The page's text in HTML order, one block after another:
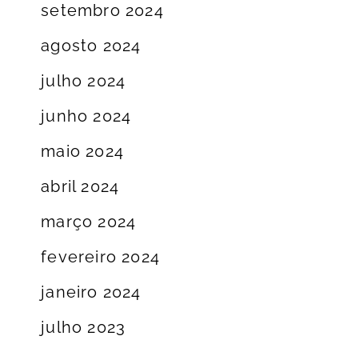
setembro 2024
agosto 2024
julho 2024
junho 2024
maio 2024
abril 2024
março 2024
fevereiro 2024
janeiro 2024
julho 2023